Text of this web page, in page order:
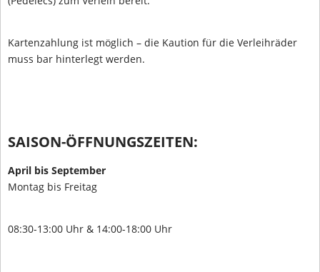
Kartenzahlung ist möglich – die Kaution für die Verleihräder
muss bar hinterlegt werden.
SAISON-ÖFFNUNGSZEITEN:
April bis September
Montag bis Freitag
08:30-13:00 Uhr & 14:00-18:00 Uhr